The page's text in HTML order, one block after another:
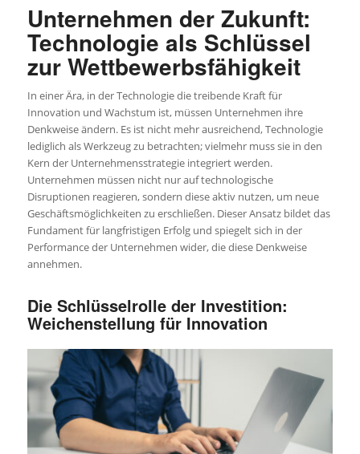
Unternehmen der Zukunft:
Technologie als Schlüssel
zur Wettbewerbsfähigkeit
In einer Ära, in der Technologie die treibende Kraft für
Innovation und Wachstum ist, müssen Unternehmen ihre
Denkweise ändern. Es ist nicht mehr ausreichend, Technologie
lediglich als Werkzeug zu betrachten; vielmehr muss sie in den
Kern der Unternehmensstrategie integriert werden.
Unternehmen müssen nicht nur auf technologische
Disruptionen reagieren, sondern diese aktiv nutzen, um neue
Geschäftsmöglichkeiten zu erschließen. Dieser Ansatz bildet das
Fundament für langfristigen Erfolg und spiegelt sich in der
Performance der Unternehmen wider, die diese Denkweise
annehmen.
Die Schlüsselrolle der Investition:
Weichenstellung für Innovation